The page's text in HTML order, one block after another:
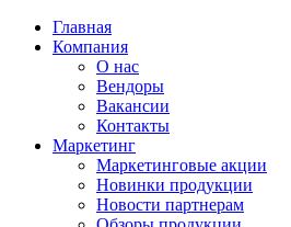
Главная
Компания
О нас
Вендоры
Вакансии
Контакты
Маркетинг
Маркетинговые акции
Новинки продукции
Новости партнерам